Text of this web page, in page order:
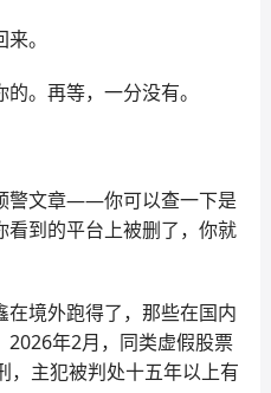
。
。再等，一分没有。
警文章——你可以查一下是
看到的平台上被删了，你就
境外跑得了，那些在国内
2026年2月，同类虚假股票
，主犯被判处十五年以上有